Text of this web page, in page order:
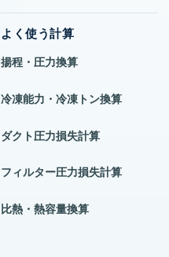
よく使う計算
揚程・圧力換算
冷凍能力・冷凍トン換算
ダクト圧力損失計算
フィルター圧力損失計算
比熱・熱容量換算